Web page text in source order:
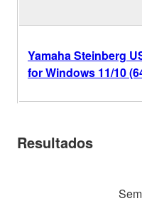
Yamaha Steinberg
for Windows 11/10
Resultados